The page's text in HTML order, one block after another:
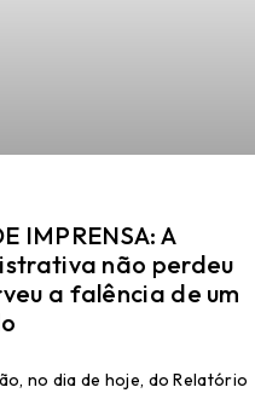
IMPRENSA: A
não perdeu
a falência de um
no dia de hoje, do Relatório